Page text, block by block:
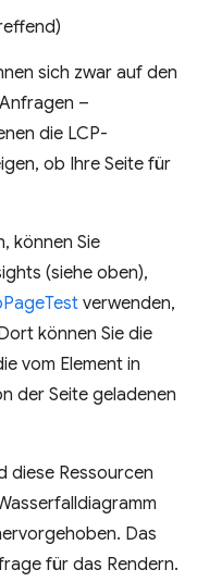
sich zwar auf den
–
die LCP-
ob Ihre Seite für
können Sie
(siehe oben),
verwenden,
können Sie die
vom Element in
der Seite geladenen
diese Ressourcen
Das
für das Rendern.